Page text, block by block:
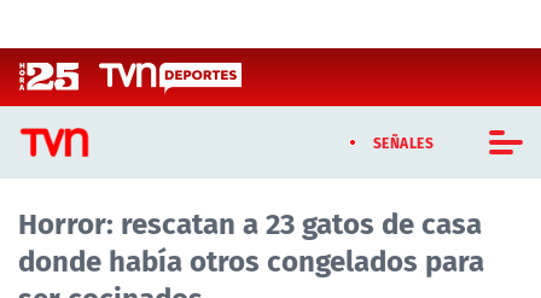
SEÑALES
CASTING MASTERCHEF CHILE
CASTING TVN VERTICAL
Horror: rescatan a 23 gatos de casa
donde había otros congelados para